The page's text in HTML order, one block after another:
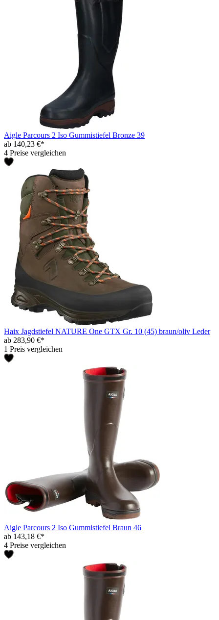
Aigle Parcours 2 Iso Gummistiefel Bronze 39
ab 140,23 €*
4 Preise vergleichen
Haix Jagdstiefel NATURE One GTX Gr. 10 (45) braun/oliv Leder
ab 283,90 €*
1 Preis vergleichen
Aigle Parcours 2 Iso Gummistiefel Braun 46
ab 143,18 €*
4 Preise vergleichen